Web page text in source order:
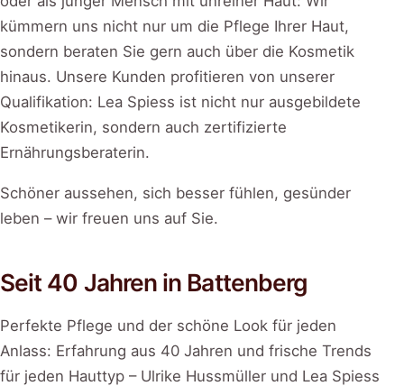
kümmern uns nicht nur um die Pflege Ihrer Haut,
sondern beraten Sie gern auch über die Kosmetik
hinaus. Unsere Kunden profitieren von unserer
Qualifikation: Lea Spiess ist nicht nur ausgebildete
Kosmetikerin, sondern auch zertifizierte
Ernährungsberaterin.
Schöner aussehen, sich besser fühlen, gesünder
leben – wir freuen uns auf Sie.
Seit 40 Jahren in Battenberg
Perfekte Pflege und der schöne Look für jeden
Anlass: Erfahrung aus 40 Jahren und frische Trends
für jeden Hauttyp – Ulrike Hussmüller und Lea Spiess